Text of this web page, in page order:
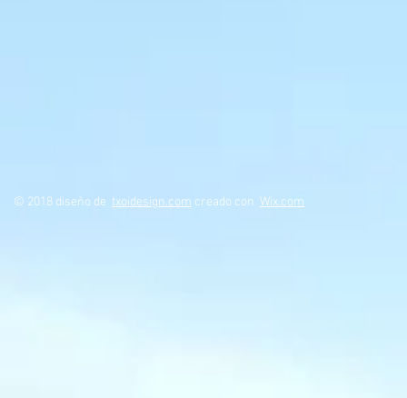
© 2018 diseño de txoidesign.com creado con Wix.com